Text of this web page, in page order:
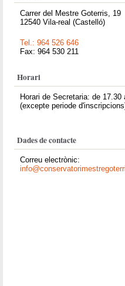
Carrer del Mestre Goterris, 19
12540 Vila-real (Castelló)
Tel.: 964 526 646
Fax: 964 530 211
Horari
Horari de Secretaria: de 17.30
(excepte periode
Dades de contacte
Correu electrònic: